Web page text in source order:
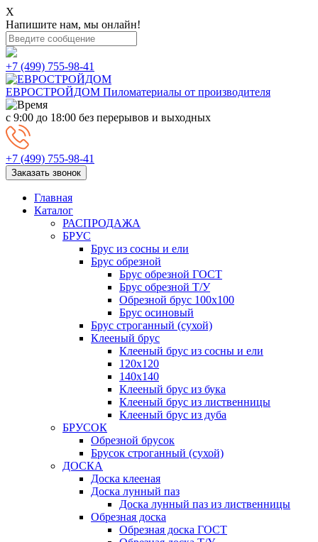
X
Напишите нам, мы онлайн!
+7 (499) 755-98-41
ЕВРОСТРОЙДОМ Пиломатериалы от производителя
с 9:00 до 18:00 без перерывов и выходных
+7 (499) 755-98-41
Заказать звонок
Главная
Каталог
РАСПРОДАЖА
БРУС
Брус из сосны и ели
Брус обрезной
Брус обрезной ГОСТ
Брус обрезной Т/У
Обрезной брус 100х100
Брус осиновый
Брус строганный (сухой)
Клееный брус
Клееный брус из сосны и ели
120х120
140х140
Клееный брус из бука
Клееный брус из лиственницы
Клееный брус из дуба
БРУСОК
Обрезной брусок
Брусок строганный (сухой)
ДОСКА
Доска клееная
Доска лунный паз
Доска лунный паз из лиственницы
Обрезная доска
Обрезная доска ГОСТ